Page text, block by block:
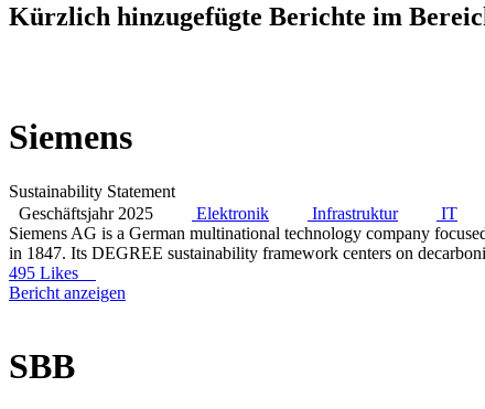
Kürzlich hinzugefügte Berichte im
Siemens
Sustainability Statement
Geschäftsjahr 2025
Elektronik Infrastruktur IT
Siemens AG is a German multinational technology company
in 1847. Its DEGREE sustainability framework centers on
495 Likes
Bericht anzeigen
SBB